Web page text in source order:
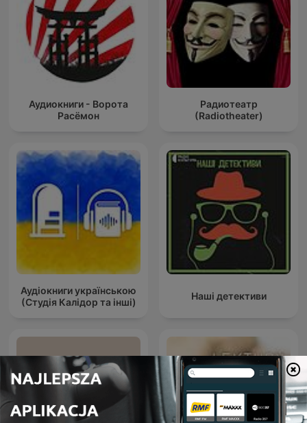
Аудиокниги - Ворота
Расёмон
Радиотеатр
(Radiotheater)
Аудіокниги українською
(Студія Калідор та інші)
Наші детективи